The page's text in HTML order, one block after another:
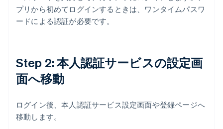
プリから初めてログインするときは、ワンタイムパスワ
ードによる認証が必要です。
Step 2: 本人認証サービスの設定画
面へ移動
ログイン後、本人認証サービス設定画面や登録ページへ
移動します。